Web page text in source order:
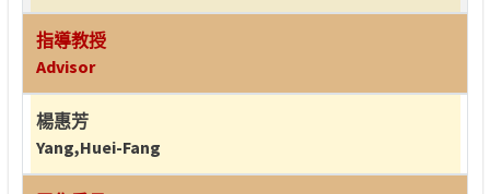
指導教授
Advisor
楊惠芳
Yang,Huei-Fang